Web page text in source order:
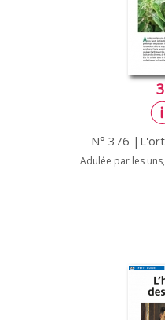
N° 376
Adulée par les